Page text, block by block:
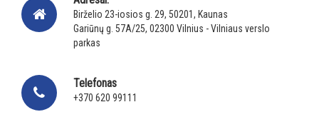
Birželio 23-iosios g. 29, 50201, Kaunas
Gariūnų g. 57A/25, 02300 Vilnius - Vilniaus verslo
parkas
Telefonas
+370 620 99111